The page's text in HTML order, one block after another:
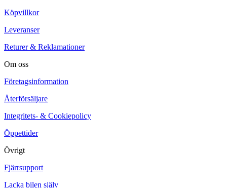
Köpvillkor
Leveranser
Returer & Reklamationer
Om oss
Företagsinformation
Återförsäljare
Integritets- & Cookiepolicy
Öppettider
Övrigt
Fjärrsupport
Lacka bilen själv